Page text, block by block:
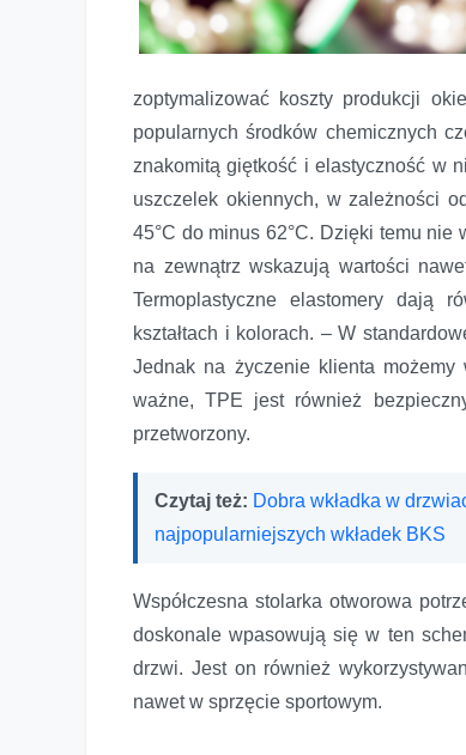
zoptymalizować koszty produkcji
popularnych środków chemicznych
znakomitą giętkość i elastyczność w
uszczelek okiennych, w zależności
45°C do minus 62°C. Dzięki temu
na zewnątrz wskazują wartości
Termoplastyczne elastomery dają
kształtach i kolorach. – W
Jednak na życzenie klienta
ważne, TPE jest również
przetworzony.
Czytaj też: Dobra wkładka w
najpopularniejszych wkładek BKS
Współczesna stolarka otworowa
doskonale wpasowują się w ten
drzwi. Jest on również
nawet w sprzęcie sportowym.